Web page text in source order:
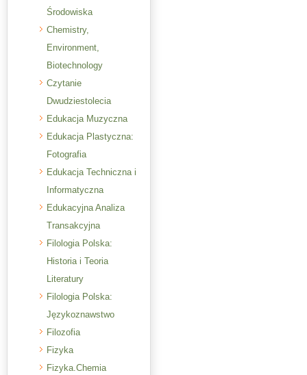
Środowiska
Chemistry,
Environment,
Biotechnology
Czytanie
Dwudziestolecia
Edukacja Muzyczna
Edukacja Plastyczna:
Fotografia
Edukacja Techniczna i
Informatyczna
Edukacyjna Analiza
Transakcyjna
Filologia Polska:
Historia i Teoria
Literatury
Filologia Polska:
Językoznawstwo
Filozofia
Fizyka
Fizyka.Chemia